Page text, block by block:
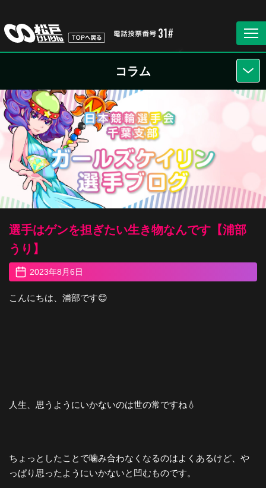
コラム
選手はゲンを担ぎたい生き物なんです【浦部
うり】
2023年8月6日
こんにちは、浦部です😊
人生、思うようにいかないのは世の常ですね💧
ちょっとしたことで噛み合わなくなるのはよくあるけど、や
っぱり思ったようにいかないと凹むものです。